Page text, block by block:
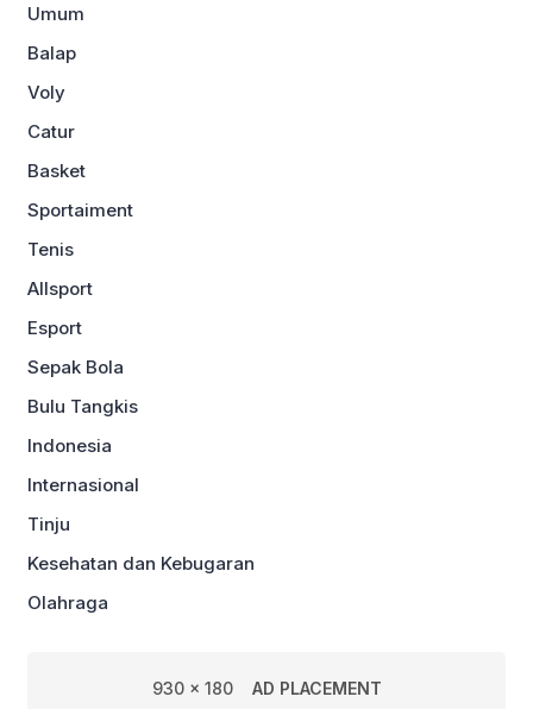
Umum
Balap
Voly
Catur
Basket
Sportaiment
Tenis
Allsport
Esport
Sepak Bola
Bulu Tangkis
Indonesia
Internasional
Tinju
Kesehatan dan Kebugaran
Olahraga
930 x 180 AD PLACEMENT